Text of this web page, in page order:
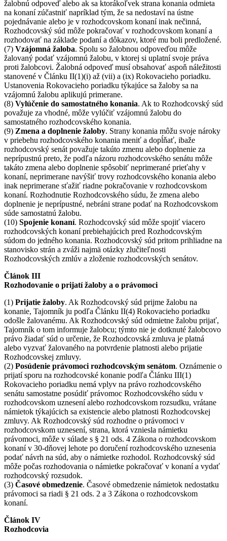
žalobnú odpoveď alebo ak sa ktorákoľvek strana konania odmieta
na konaní zúčastniť napríklad tým, že sa nedostaví na ústne
pojednávanie alebo je v rozhodcovskom konaní inak nečinná,
Rozhodcovský súd môže pokračovať v rozhodcovskom konaní a
rozhodovať na základe podaní a dôkazov, ktoré mu boli predložené.
(7) Vzájomná žaloba. Spolu so žalobnou odpoveďou môže
žalovaný podať vzájomnú žalobu, v ktorej si uplatní svoje práva
proti žalobcovi. Žalobná odpoveď musí obsahovať aspoň náležitosti
stanovené v Článku II(1)(i) až (vii) a (ix) Rokovacieho poriadku.
Ustanovenia Rokovacieho poriadku týkajúce sa žaloby sa na
vzájomnú žalobu aplikujú primerane.
(8) Vylúčenie do samostatného konania. Ak to Rozhodcovský súd
považuje za vhodné, môže vylúčiť vzájomnú žalobu do
samostatného rozhodcovského konania.
(9) Zmena a doplnenie žaloby. Strany konania môžu svoje nároky
v priebehu rozhodcovského konania meniť a dopĺňať, ibaže
rozhodcovský senát považuje takúto zmenu alebo doplnenie za
neprípustnú preto, že podľa názoru rozhodcovského senátu môže
takáto zmena alebo doplnenie spôsobiť neprimerané prieťahy v
konaní, neprimerane navýšiť trovy rozhodcovského konania alebo
inak neprimerane sťažiť riadne pokračovanie v rozhodcovskom
konaní. Rozhodnutie Rozhodcovského súdu, že zmena alebo
doplnenie je neprípustné, nebráni strane podať na Rozhodcovskom
súde samostatnú žalobu.
(10) Spojenie konaní. Rozhodcovský súd môže spojiť viacero
rozhodcovských konaní prebiehajúcich pred Rozhodcovským
súdom do jedného konania. Rozhodcovský súd pritom prihliadne na
stanovisko strán a zváži najmä otázky zlučiteľnosti
Rozhodcovských zmlúv a zloženie rozhodcovských senátov.
Článok III
Rozhodovanie o prijatí žaloby a o právomoci
(1) Prijatie žaloby. Ak Rozhodcovský súd prijme žalobu na
konanie, Tajomník ju podľa Článku II(4) Rokovacieho poriadku
odošle žalovanému. Ak Rozhodcovský súd odmietne žalobu prijať,
Tajomník o tom informuje žalobcu; týmto nie je dotknuté žalobcovo
právo žiadať súd o určenie, že Rozhodcovská zmluva je platná
alebo vyzvať žalovaného na potvrdenie platnosti alebo prijatie
Rozhodcovskej zmluvy.
(2) Posúdenie právomoci rozhodcovským senátom. Oznámenie o
prijatí sporu na rozhodcovské konanie podľa Článku III(1)
Rokovacieho poriadku nemá vplyv na právo rozhodcovského
senátu samostatne posúdiť právomoc Rozhodcovského súdu v
rozhodcovskom uznesení alebo rozhodcovskom rozsudku, vrátane
námietok týkajúcich sa existencie alebo platnosti Rozhodcovskej
zmluvy. Ak Rozhodcovský súd rozhodne o právomoci v
rozhodcovskom uznesení, strana, ktorá vzniesla námietku
právomoci, môže v súlade s § 21 ods. 4 Zákona o rozhodcovskom
konaní v 30-dňovej lehote po doručení rozhodcovského uznesenia
podať návrh na súd, aby o námietke rozhodol. Rozhodcovský súd
môže počas rozhodovania o námietke pokračovať v konaní a vydať
rozhodcovský rozsudok.
(3) Časové obmedzenie. Časové obmedzenie námietok nedostatku
právomoci sa riadi § 21 ods. 2 a 3 Zákona o rozhodcovskom
konaní.
Článok IV
Rozhodcovia